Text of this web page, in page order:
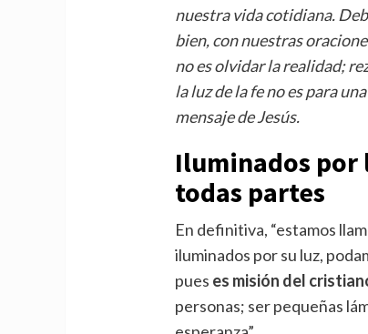
nuestra vida cotidiana.
bien, con nuestras
no es olvidar la realidad;
la luz de la fe no es para
mensaje de Jesús.
Iluminados por
todas partes
En definitiva, “estamos
iluminados por su luz,
pues es misión del
personas; ser pequeñas